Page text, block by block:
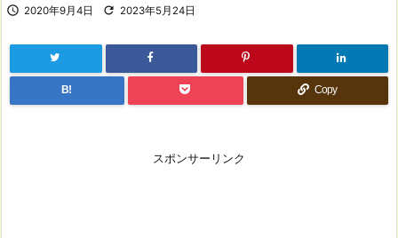
 2020年9月4日  2023年5月24日
B! Copy
スポンサーリンク